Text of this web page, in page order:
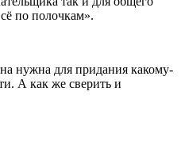
по полочкам».
нужна для придания какому-
А как же сверить и